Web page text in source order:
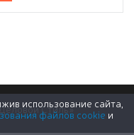
Стиль»
использование сайта,
файлов cookie и